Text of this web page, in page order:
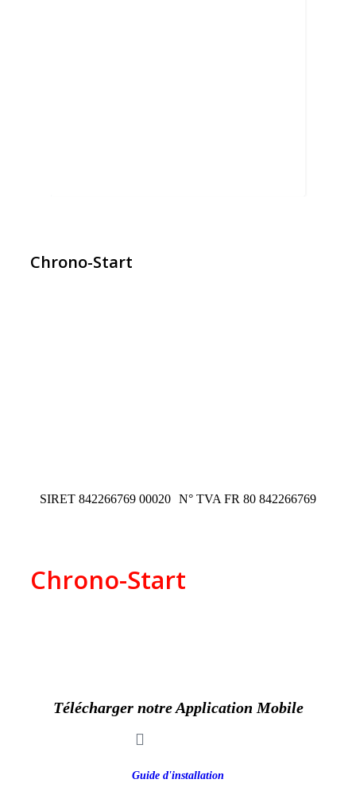
Chrono-Start
SIRET 842266769 00020 N° TVA FR 80 842266769
Chrono-Start
Télécharger notre Application Mobile
Guide d'installation